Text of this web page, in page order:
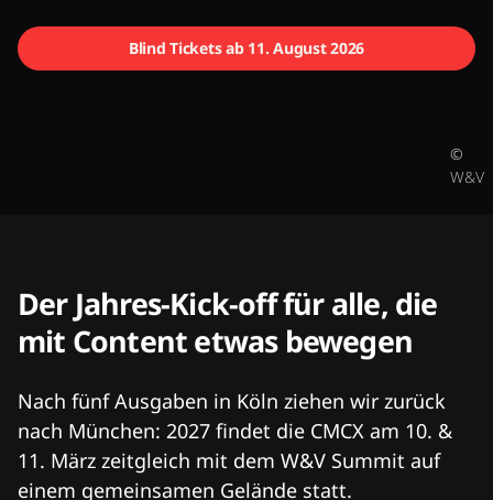
Blind Tickets ab 11. August 2026
©
W&V
Der Jahres-Kick-off für alle, die
mit Content etwas bewegen
Nach fünf Ausgaben in Köln ziehen wir zurück
nach München: 2027 findet die CMCX am 10. &
11. März zeitgleich mit dem W&V Summit auf
einem gemeinsamen Gelände statt.